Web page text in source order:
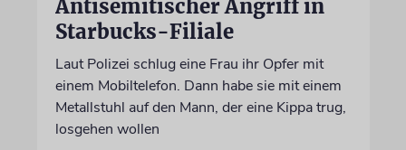
Antisemitischer Angriff in
Starbucks-Filiale
Laut Polizei schlug eine Frau ihr Opfer mit
einem Mobiltelefon. Dann habe sie mit einem
Metallstuhl auf den Mann, der eine Kippa trug,
losgehen wollen